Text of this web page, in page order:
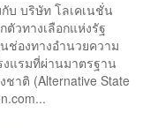
บ บริษัท โลเคเนชั่น
วทางเลือกแห่งรัฐ
ช่องทางอำนวยความ
งแรมที่ผ่านมาตรฐาน
าติ (Alternative State